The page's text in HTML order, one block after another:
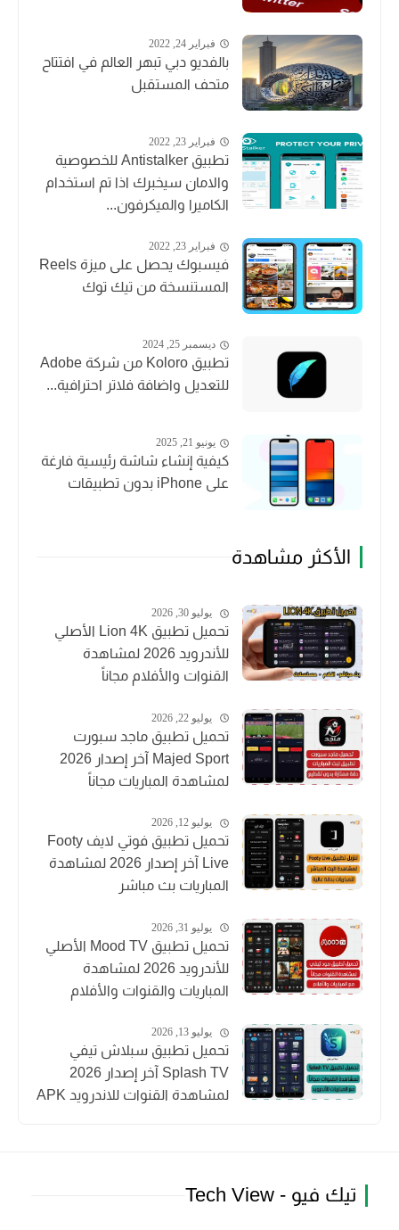
فبراير 24, 2022
بالفديو دبي تبهر العالم في افتتاح
متحف المستقبل
فبراير 23, 2022
تطبيق Antistalker للخصوصية
والامان سيخبرك اذا تم استخدام
الكاميرا والميكرفون...
فبراير 23, 2022
فيسبوك يحصل على ميزة Reels
المستنسخة من تيك توك
ديسمبر 25, 2024
تطبيق Koloro من شركة ‏Adobe
للتعديل واضافة فلاتر احترافية...
يونيو 21, 2025
كيفية إنشاء شاشة رئيسية فارغة
على iPhone بدون تطبيقات
الأكثر مشاهدة
يوليو 30, 2026
تحميل تطبيق Lion 4K الأصلي
للأندرويد 2026 لمشاهدة
القنوات والأفلام مجاناً
يوليو 22, 2026
تحميل تطبيق ماجد سبورت
Majed Sport آخر إصدار 2026
لمشاهدة المباريات مجاناً
يوليو 12, 2026
تحميل تطبيق فوتي لايف Footy
Live آخر إصدار 2026 لمشاهدة
المباريات بث مباشر
يوليو 31, 2026
تحميل تطبيق Mood TV الأصلي
للأندرويد 2026 لمشاهدة
المباريات والقنوات والأفلام
يوليو 13, 2026
تحميل تطبيق سبلاش تيفي
Splash TV آخر إصدار 2026
لمشاهدة القنوات للاندرويد APK
تيك فيو - Tech View